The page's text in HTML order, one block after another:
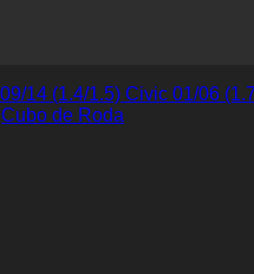
Cubo de Roda